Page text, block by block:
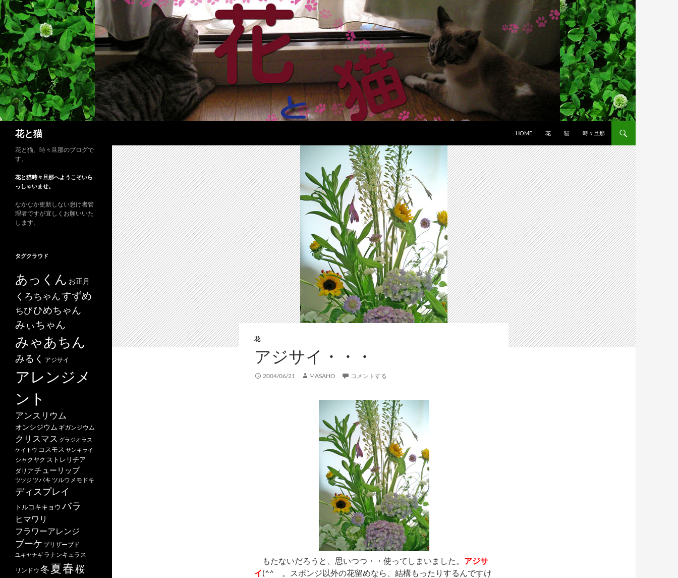
コ
ン
テ
ツ
へ
ス
キ
ッ
プ
花と猫 HOME 花 猫 時々旦那
花
アジサイ・・・
2004/06/21 MASAHO コメントする
もたないだろうと、思いつつ・・使ってしまいました。 アジサ
イ(^^ゞ。スポンジ以外の花留めなら、結構もったりするんですけ
花と猫、時々旦那のブログで
す。
花と猫時々旦那へようこそいら
っしゃいませ。
なかなか更新しない怠け者管
理者ですが宜しくお願いいた
します。
タグクラウド
あっくん お正月
くろちゃんすずめ
ちびひめちゃん
みぃちゃん
みゃあちん
みるく アジサイ
アレンジメ
ント
アンスリウム
オンシジウム ギガンジウム
クリスマス グラジオラス
ケイトウ コスモス サンキライ
シャクヤク ストレリチア
ダリア チューリップ
ツツジ ツバキ ツルウメモドキ
ディスプレイ
トルコキキョウ バラ
ヒマワリ
フラワーアレンジ
ブーケ プリザーブド
ユキヤナギ ラナンキュラス
リンドウ 冬夏春桜